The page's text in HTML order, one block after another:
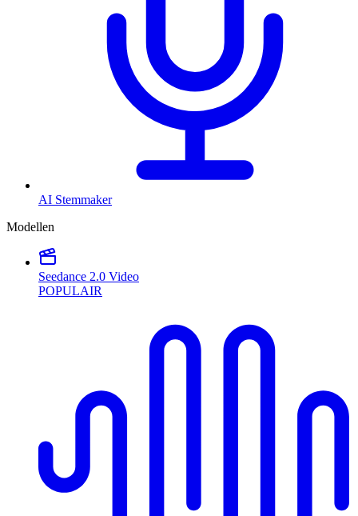
AI Stemmaker
Modellen
Seedance 2.0 Video
POPULAIR